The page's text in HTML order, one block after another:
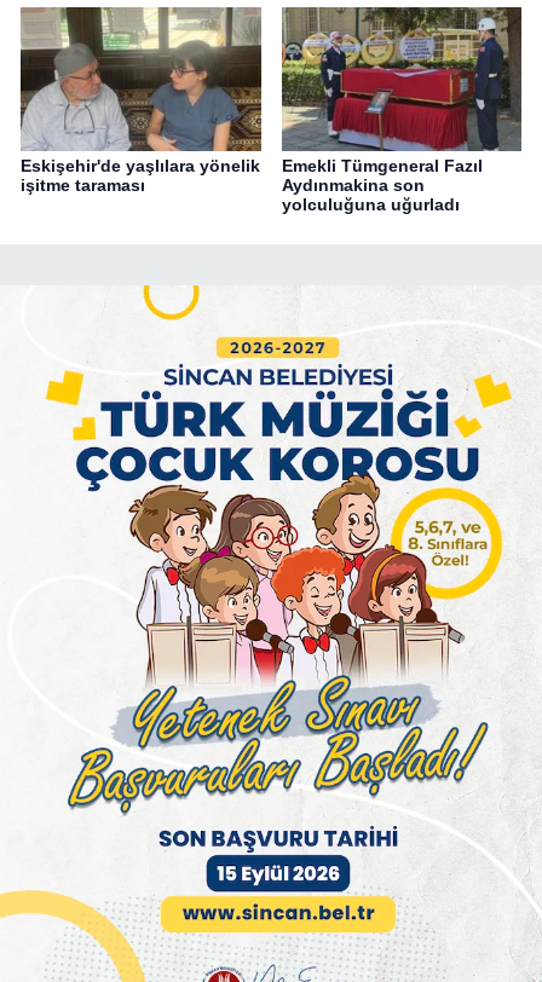
Eskişehir'de yaşlılara yönelik
işitme taraması
Emekli Tümgeneral Fazıl
Aydınmakina son
yolculuğuna uğurladı